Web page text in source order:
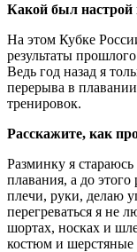
Какой был настрой
На этом Кубке
результаты
Ведь год назад я
перерыва в
тренировок.
Расскажите, как
Разминку я стараюсь
плавания, а до
плечи, руки, делаю
перегреваться я не
шортах, носках и
костюм и шерстяные